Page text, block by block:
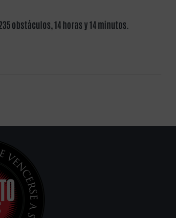
obstáculos, 14 horas y 14 minutos.